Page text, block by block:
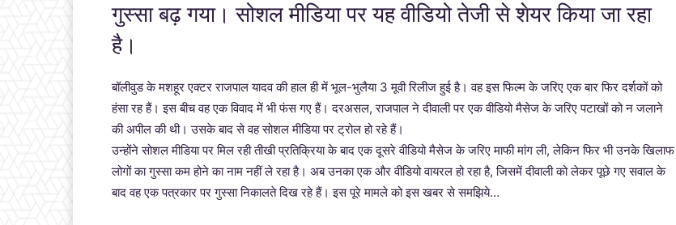
गुस्सा बढ़ गया। सोशल मीडिया पर यह वीडियो तेजी से शेयर किया जा रहा
है।
बॉलीवुड के मशहूर एक्टर राजपाल यादव की हाल ही में भूल-भुलैया 3 मूवी रिलीज हुई है। वह इस फिल्म के जरिए एक बार फिर दर्शकों को
हंसा रह हैं। इस बीच वह एक विवाद में भी फंस गए हैं। दरअसल, राजपाल ने दीवाली पर एक वीडियो मैसेज के जरिए पटाखों को न जलाने
की अपील की थी। उसके बाद से वह सोशल मीडिया पर ट्रोल हो रहे हैं।
उन्होंने सोशल मीडिया पर मिल रही तीखी प्रतिक्रिया के बाद एक दूसरे वीडियो मैसेज के जरिए माफी मांग ली, लेकिन फिर भी उनके खिलाफ
लोगों का गुस्सा कम होने का नाम नहीं ले रहा है। अब उनका एक और वीडियो वायरल हो रहा है, जिसमें दीवाली को लेकर पूछे गए सवाल के
बाद वह एक पत्रकार पर गुस्सा निकालते दिख रहे हैं। इस पूरे मामले को इस खबर से समझिये…